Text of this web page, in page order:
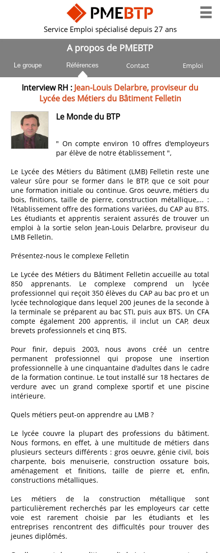
Service Emploi spécialisé depuis 27 ans
A propos de PMEBTP
Le groupe Références Contact Emploi
Interview RH : Jean-Louis Delarbre, proviseur du
Lycée des Métiers du Bâtiment Felletin
Le Monde du BTP
" On compte environ 10 offres d'employeurs
par élève de notre établissement ",
Le Lycée des Métiers du Bâtiment (LMB) Felletin reste une
valeur sûre pour se former dans le BTP, que ce soit pour
une formation initiale ou continue. Gros oeuvre, métiers du
bois, finitions, taille de pierre, construction métallique,... :
l'établissement offre des formations variées, du CAP au BTS.
Les étudiants et apprentis seraient assurés de trouver un
emploi à la sortie selon Jean-Louis Delarbre, proviseur du
LMB Felletin.
Présentez-nous le complexe Felletin
Le Lycée des Métiers du Bâtiment Felletin accueille au total
850 apprenants. Le complexe comprend un lycée
professionnel qui reçoit 350 élèves du CAP au bac pro et un
lycée technologique dans lequel 200 jeunes de la seconde à
la terminale se préparent au bac STI, puis aux BTS. Un CFA
compte également 200 apprentis, il inclut un CAP, deux
brevets professionnels et cinq BTS.
Pour finir, depuis 2003, nous avons créé un centre
permanent professionnel qui propose une insertion
professionnelle à une cinquantaine d'adultes dans le cadre
de la formation continue. Le tout installé sur 18 hectares de
verdure avec un grand complexe sportif et une piscine
intérieure.
Quels métiers peut-on apprendre au LMB ?
Le lycée couvre la plupart des professions du bâtiment.
Nous formons, en effet, à une multitude de métiers dans
plusieurs secteurs différents : gros oeuvre, génie civil, bois
charpente, bois menuiserie, construction ossature bois,
aménagement et finitions, taille de pierre et, enfin,
constructions métalliques.
Les métiers de la construction métallique sont
particulièrement recherchés par les employeurs car cette
voie est rarement choisie par les étudiants et les
entreprises rencontrent des difficultés pour trouver des
jeunes diplômés.